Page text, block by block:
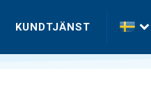
KUNDTJÄNST